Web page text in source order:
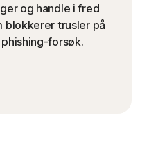
og handle i fred
blokkerer trusler på
forsøk.